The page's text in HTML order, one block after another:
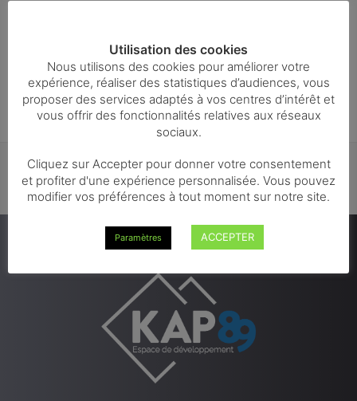
pas à nous contacter pour prendre RDV
Utilisation des cookies
Nous utilisons des cookies pour améliorer votre
expérience, réaliser des statistiques d’audiences, vous
proposer des services adaptés à vos centres d’intérêt et
vous offrir des fonctionnalités relatives aux réseaux
sociaux.
Cliquez sur Accepter pour donner votre consentement
et profiter d'une expérience personnalisée. Vous pouvez
modifier vos préférences à tout moment sur notre site.
Paramètres ACCEPTER